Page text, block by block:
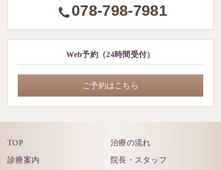
078-798-7981
Web予約（24時間受付）
ご予約はこちら
TOP 治療の流れ
診療案内 院長・スタッフ